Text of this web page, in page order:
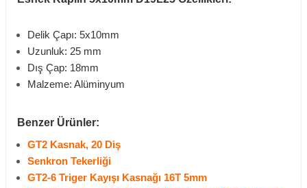
Delik Çapı: 5x10mm
Uzunluk: 25 mm
Dış Çap: 18mm
Malzeme: Alüminyum
Benzer Ürünler:
GT2 Kasnak, 20 Diş
Senkron Tekerliği
GT2-6 Triger Kayışı Kasnağı 16T 5mm